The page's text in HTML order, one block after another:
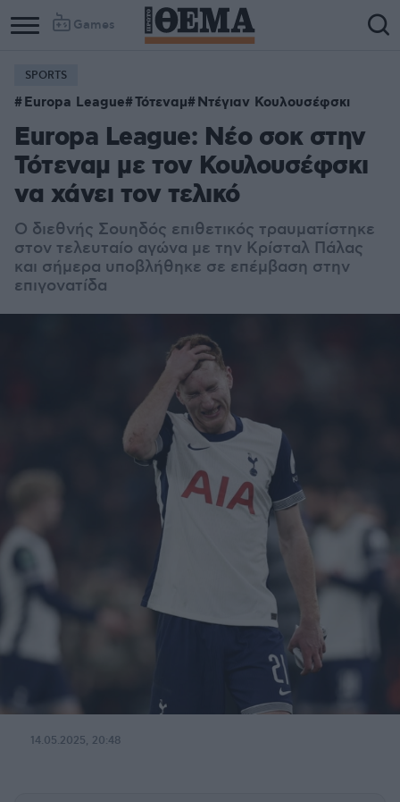
Games
SPORTS
Europa League Τότεναμ Ντέγιαν Κουλουσέφσκι
Europa League: Νέο σοκ στην
Τότεναμ με τον Κουλουσέφσκι
να χάνει τον τελικό
Ο διεθνής Σουηδός επιθετικός τραυματίστηκε
στον τελευταίο αγώνα με την Κρίσταλ Πάλας
και σήμερα υποβλήθηκε σε επέμβαση στην
επιγονατίδα
14.05.2025, 20:48